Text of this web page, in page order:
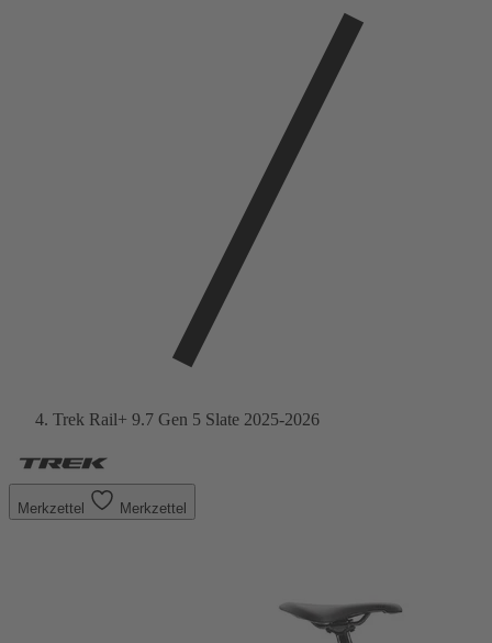
Trek Rail+ 9.7 Gen 5 Slate 2025-2026
Merkzettel Merkzettel